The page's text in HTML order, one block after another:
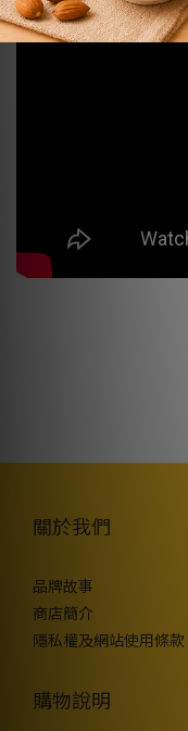
關於我們
品牌故事
商店簡介
隱私權及網站使用條款
購物說明